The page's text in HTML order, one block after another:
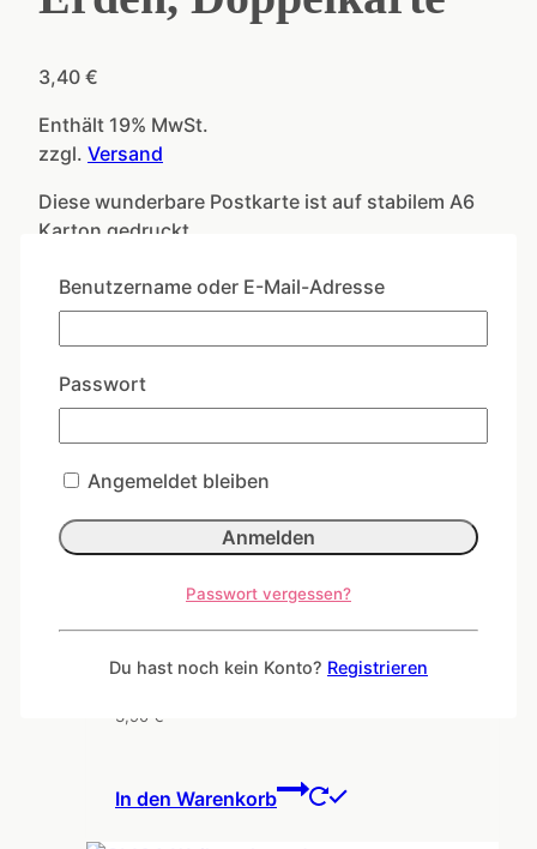
3,40 €
Enthält 19% MwSt.
zzgl. Versand
Diese wunderbare Postkarte ist auf stabilem A6
Karton gedruckt.
Nicht vorrätig
Weihnachtsedition
Ähnliche Produkte
Weihnachtskarte mit Goldfolie und
Hirsch
3,90 €
In den Warenkorb
Benutzername oder E-Mail-Adresse
Passwort
Angemeldet bleiben
Passwort vergessen?
Du hast noch kein Konto? Registrieren